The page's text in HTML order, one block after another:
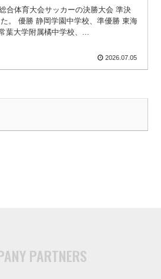
合体育大会サッカーの決勝大会 準決
。 優勝 静岡学園中学校、準優勝 東海
葉大学附属橘中学校、...
2026.07.05
PARTNERS